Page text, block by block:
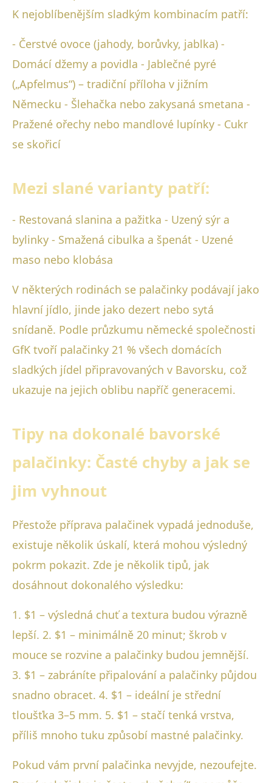
K nejoblíbenějším sladkým kombinacím patří:
- Čerstvé ovoce (jahody, borůvky, jablka) -
Domácí džemy a povidla - Jablečné pyré
(„Apfelmus“) – tradiční příloha v jižním
Německu - Šlehačka nebo zakysaná smetana -
Pražené ořechy nebo mandlové lupínky - Cukr
se skořicí
Mezi slané varianty patří:
- Restovaná slanina a pažitka - Uzený sýr a
bylinky - Smažená cibulka a špenát - Uzené
maso nebo klobása
V některých rodinách se palačinky podávají jako
hlavní jídlo, jinde jako dezert nebo sytá
snídaně. Podle průzkumu německé společnosti
GfK tvoří palačinky 21 % všech domácích
sladkých jídel připravovaných v Bavorsku, což
ukazuje na jejich oblibu napříč generacemi.
Tipy na dokonalé bavorské
palačinky: Časté chyby a jak se
jim vyhnout
Přestože příprava palačinek vypadá jednoduše,
existuje několik úskalí, která mohou výsledný
pokrm pokazit. Zde je několik tipů, jak
dosáhnout dokonalého výsledku:
1. $1 – výsledná chuť a textura budou výrazně
lepší. 2. $1 – minimálně 20 minut; škrob v
mouce se rozvine a palačinky budou jemnější.
3. $1 – zabráníte připalování a palačinky půjdou
snadno obracet. 4. $1 – ideální je střední
tloušťka 3–5 mm. 5. $1 – stačí tenká vrstva,
příliš mnoho tuku způsobí mastné palačinky.
Pokud vám první palačinka nevyjde, nezoufejte.